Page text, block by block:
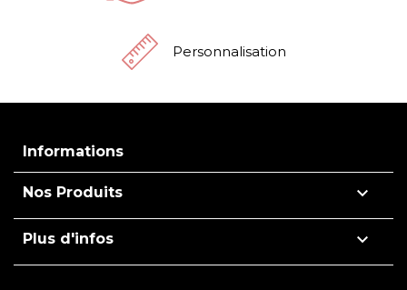
Personnalisation
Informations
Nos Produits 
Plus d'infos 